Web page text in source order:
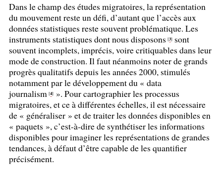
Dans le champ des études migratoires, la représentation
du mouvement reste un défi, d’autant que l’accès aux
données statistiques reste souvent problématique. Les
instruments statistiques dont nous disposons [3]sont
souvent incomplets, imprécis, voire critiquables dans leur
mode de construction. Il faut néanmoins noter de grands
progrès qualitatifs depuis les années 2000, stimulés
notamment par le développement du « data
journalism [4] ». Pour cartographier les processus
migratoires, et ce à différentes échelles, il est nécessaire
de « généraliser » et de traiter les données disponibles en
« paquets », c’est-à-dire de synthétiser les informations
disponibles pour imaginer les représentations de grandes
tendances, à défaut d’être capable de les quantifier
précisément.